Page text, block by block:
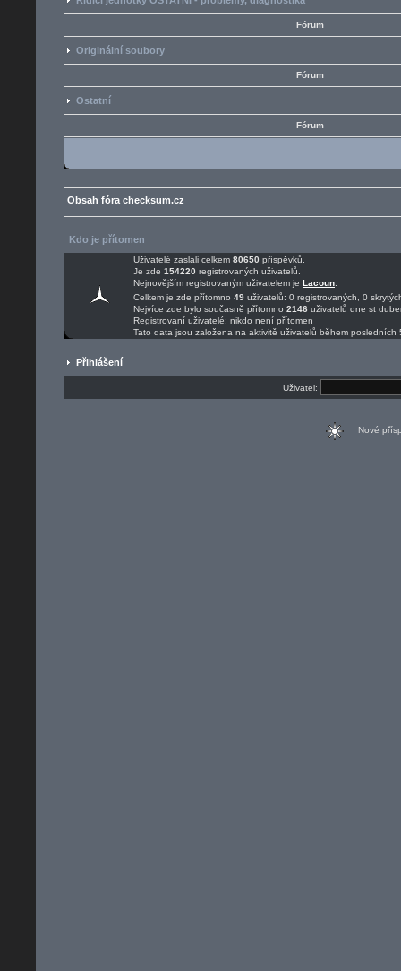
Fórum
Originální soubory
Fórum
Ostatní
Fórum
Obsah fóra checksum.cz
Kdo je přítomen
Uživatelé zaslali celkem 80650 příspěvků.
Je zde 154220 registrovaných uživatelů.
Nejnovějším registrovaným uživatelem je Lacoun
Celkem je zde přítomno 49 uživatelů: 0 registrovaných, 0
Nejvíce zde bylo současně přítomno 2146 uživatelů dne st
Registrovaní uživatelé: nikdo není přítomen
Tato data jsou založena na aktivitě uživatelů během posledních
Přihlášení
Uživatel:
Nové